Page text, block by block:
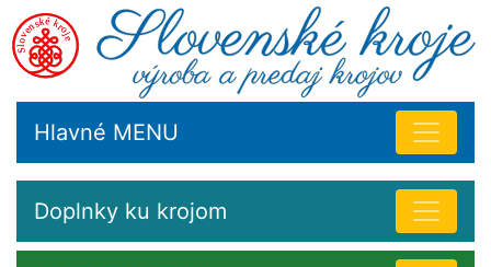
Hlavné MENU
Doplnky ku krojom